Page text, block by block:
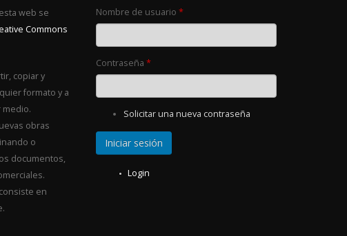
web se
Commons
copiar y
formato y a
medio.
obras
o
documentos,
en
Nombre de usuario *
Contraseña *
Solicitar una nueva contraseña
Login